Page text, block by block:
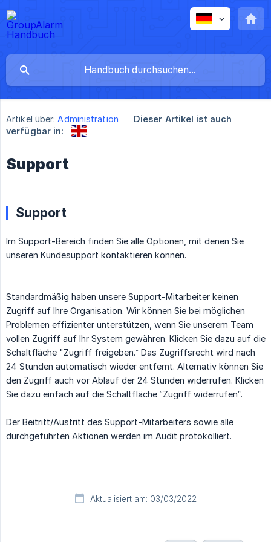
Artikel über: Administration
Dieser Artikel ist auch
verfügbar in:
Support
Support
Im Support-Bereich finden Sie alle Optionen, mit denen Sie
unseren Kundesupport kontaktieren können.
Standardmäßig haben unsere Support-Mitarbeiter keinen
Zugriff auf Ihre Organisation. Wir können Sie bei möglichen
Problemen effizienter unterstützen, wenn Sie unserem Team
vollen Zugriff auf Ihr System gewähren. Klicken Sie dazu auf die
Schaltfläche "Zugriff freigeben.” Das Zugriffsrecht wird nach
24 Stunden automatisch wieder entfernt. Alternativ können Sie
den Zugriff auch vor Ablauf der 24 Stunden widerrufen. Klicken
Sie dazu einfach auf die Schaltfläche “Zugriff widerrufen”.
Der Beitritt/Austritt des Support-Mitarbeiters sowie alle
durchgeführten Aktionen werden im Audit protokolliert.
Aktualisiert am: 03/03/2022